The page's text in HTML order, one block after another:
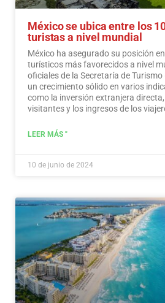
México se ubica entre los
turistas a nivel mundial
México ha asegurado su posición
turísticos más favorecidos a nivel
oficiales de la Secretaría de
un crecimiento sólido en varios
como la inversión extranjera
visitantes y los ingresos de los
LEER MÁS "
10 de junio de 2024